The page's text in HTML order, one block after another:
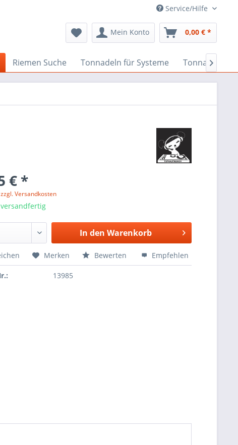
Service/Hilfe
Mein Konto 0,00 € *
Riemen Suche Tonnadeln für Systeme Tonnadeln

€ *
zzgl. Versandkosten
In den Warenkorb
Merken Bewerten Empfehlen
13985